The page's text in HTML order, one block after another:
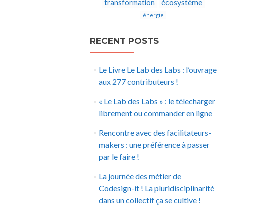
transformation écosystème
énergie
RECENT POSTS
Le Livre Le Lab des Labs : l’ouvrage
aux 277 contributeurs !
« Le Lab des Labs » : le télecharger
librement ou commander en ligne
Rencontre avec des facilitateurs-
makers : une préférence à passer
par le faire !
La journée des métier de
Codesign-it ! La pluridisciplinarité
dans un collectif ça se cultive !